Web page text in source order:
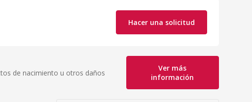
Hacer una solicitud
de nacimiento u otros daños
Ver más
información